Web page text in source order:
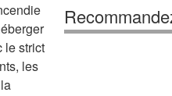
le strict
les